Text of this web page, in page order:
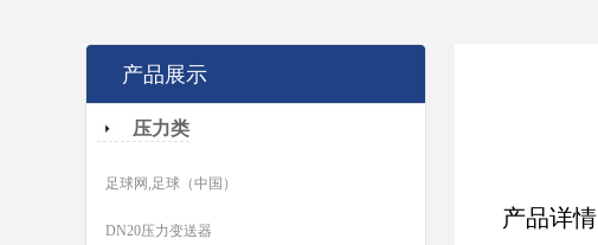
产品详情
产品展示
压力类
足球网,足球（中国）
DN20压力变送器